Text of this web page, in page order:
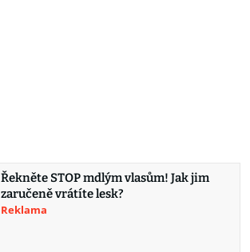
Řekněte STOP mdlým vlasům! Jak jim
zaručeně vrátíte lesk?
Reklama